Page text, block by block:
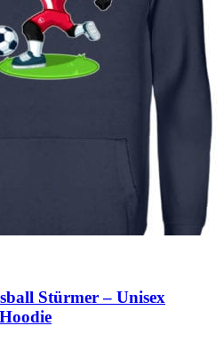
Stürmer – Unisex